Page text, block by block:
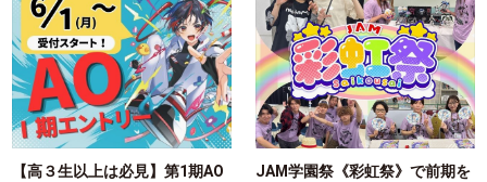
【高３生以上は必見】第1期AO
JAM学園祭《彩虹祭》で前期を